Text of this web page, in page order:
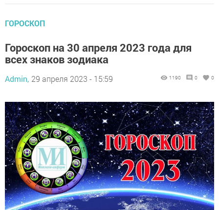
ГОРОСКОП
Гороскоп на 30 апреля 2023 года для
всех знаков зодиака
Admin, 29 апреля 2023 - 15:59 1190 0 0